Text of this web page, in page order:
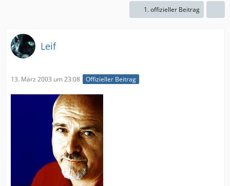
1. offizieller Beitrag
Leif
13. März 2003 um 23:08 Offizieller Beitrag